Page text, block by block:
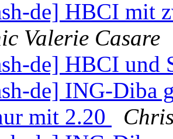
de] HBCI mit
Valerie Casare
de] HBCI und
de] ING-Diba
mit 2.20